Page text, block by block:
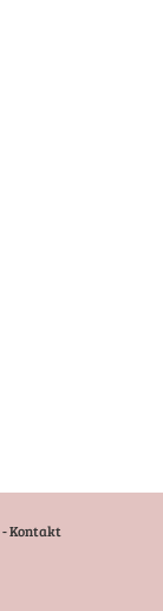
-Kontakt